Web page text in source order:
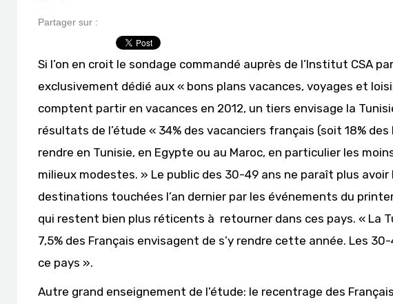
Partager sur :
Si l’on en croit le sondage commandé auprès de l’Institut CSA
exclusivement dédié aux « bons plans vacances, voyages et
comptent partir en vacances en 2012, un tiers envisage la
résultats de l’étude « 34% des vacanciers français (soit 18%
rendre en Tunisie, en Egypte ou au Maroc, en particulier les
milieux modestes. » Le public des 30-49 ans ne paraît plus
destinations touchées l’an dernier par les événements du
qui restent bien plus réticents à retourner dans ces pays. « La
7,5% des Français envisagent de s’y rendre cette année. Les
ce pays ».
Autre grand enseignement de l’étude: le recentrage des